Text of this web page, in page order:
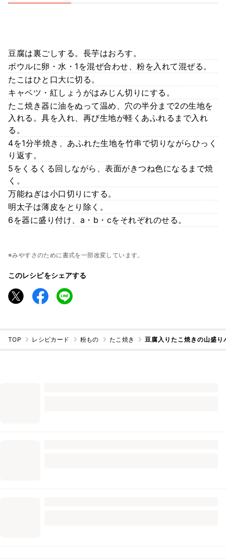
豆腐は裏ごしする。長芋はおろす。
ボウルに卵・水・1を混ぜ合わせ、粉を入れて混ぜる。
たこはひと口大に切る。
キャベツ・紅しょうがはみじん切りにする。
たこ焼き器に油をぬって温め、穴の半分まで2の生地を
入れる。具を入れ、再び生地が軽くあふれるまで入れ
る。
4を1分半焼き、あふれた生地を竹串で切りながらひっく
り返す。
5をくるくる回しながら、表面がきつね色になるまで焼
く。
万能ねぎは小口切りにする。
明太子は薄皮をとり除く。
6を器に盛り付け、a・b・cをそれぞれのせる。
※みやすさのために書式を一部改変しています。
このレシピをシェアする
TOP レシピカード 粉もの たこ焼き 豆腐入りたこ焼きの山盛り